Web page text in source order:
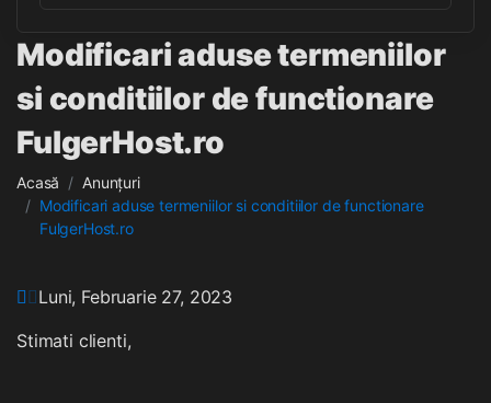
Modificari aduse termeniilor
si conditiilor de functionare
FulgerHost.ro
Acasă
Anunțuri
Modificari aduse termeniilor si conditiilor de functionare
FulgerHost.ro
Luni, Februarie 27, 2023
Stimati clienti,